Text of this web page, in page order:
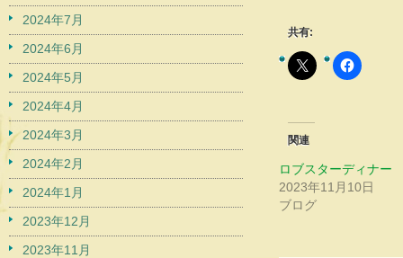
共有:
関連
ロブスターディナー
2023年11月10日
ブログ
2024年7月
2024年6月
2024年5月
2024年4月
2024年3月
2024年2月
2024年1月
2023年12月
2023年11月